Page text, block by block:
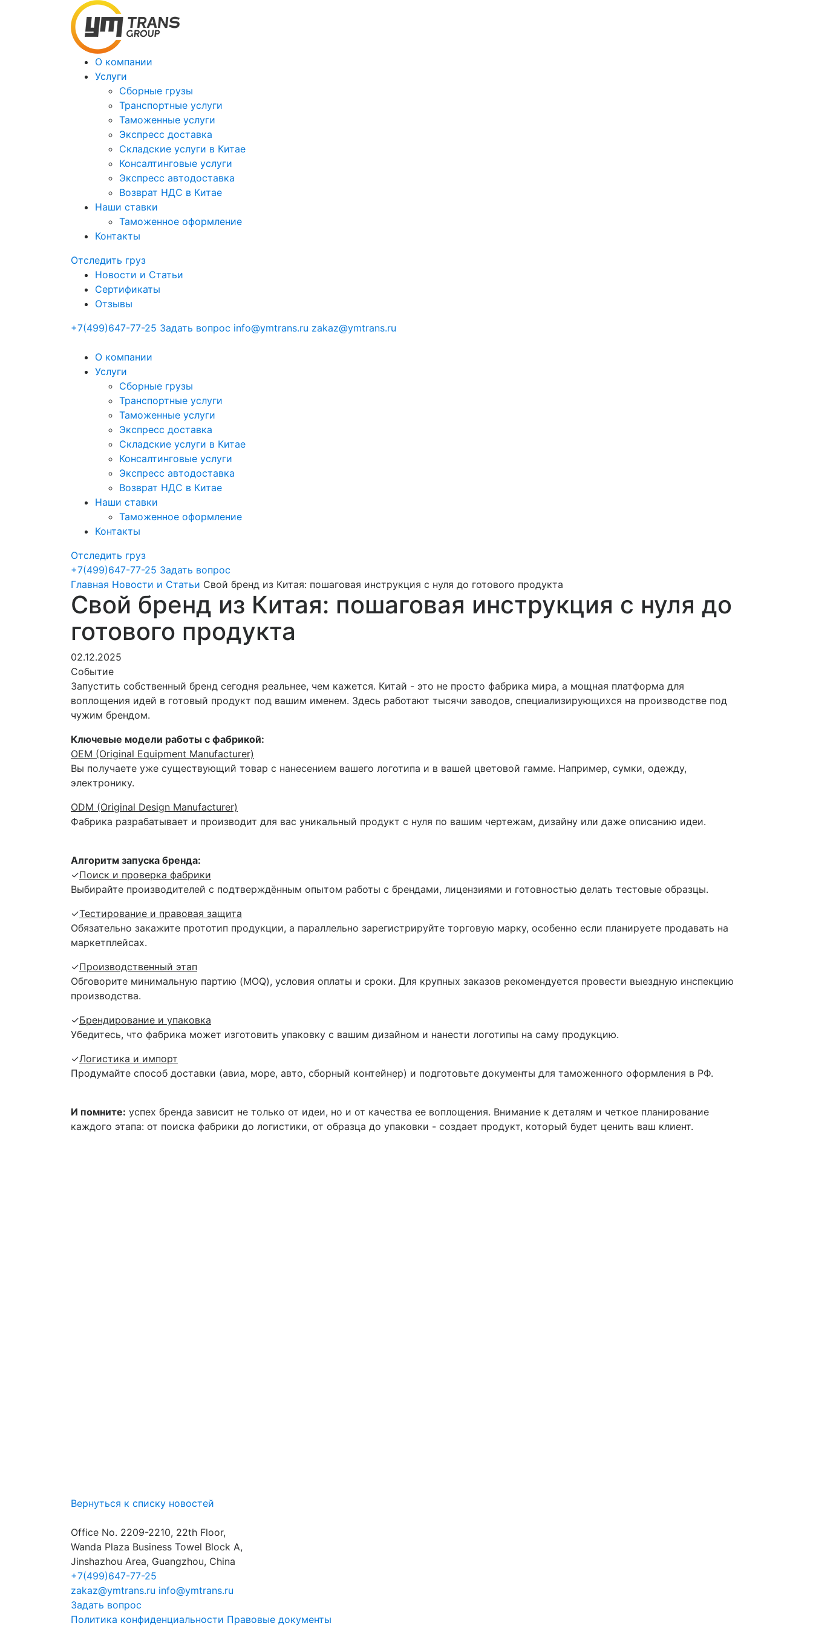
О компании
Услуги
Сборные грузы
Транспортные услуги
Таможенные услуги
Экспресс доставка
Cкладские услуги в Китае
Консалтинговые услуги
Экспресс автодоставка
Возврат НДС в Китае
Наши ставки
Таможенное оформление
Контакты
Отследить груз
Новости и Статьи
Сертификаты
Отзывы
+7(499)647-77-25 Задать вопрос info@ymtrans.ru zakaz@ymtrans.ru
О компании
Услуги
Сборные грузы
Транспортные услуги
Таможенные услуги
Экспресс доставка
Cкладские услуги в Китае
Консалтинговые услуги
Экспресс автодоставка
Возврат НДС в Китае
Наши ставки
Таможенное оформление
Контакты
Отследить груз
+7(499)647-77-25 Задать вопрос
Главная Новости и Статьи Свой бренд из Китая: пошаговая инструкция с нуля до готового продукта
Свой бренд из Китая: пошаговая инструкция с нуля до
готового продукта
02.12.2025
Событие
Запустить собственный бренд сегодня реальнее, чем кажется. Китай - это не просто фабрика мира, а мощная платформа для
воплощения идей в готовый продукт под вашим именем. Здесь работают тысячи заводов, специализирующихся на производстве под
чужим брендом.
Ключевые модели работы с фабрикой:
OEM (Original Equipment Manufacturer)
Вы получаете уже существующий товар с нанесением вашего логотипа и в вашей цветовой гамме. Например, сумки, одежду,
электронику.
ODM (Original Design Manufacturer)
Фабрика разрабатывает и производит для вас уникальный продукт с нуля по вашим чертежам, дизайну или даже описанию идеи.
Алгоритм запуска бренда:
✓Поиск и проверка фабрики
Выбирайте производителей с подтверждённым опытом работы с брендами, лицензиями и готовностью делать тестовые образцы.
✓Тестирование и правовая защита
Обязательно закажите прототип продукции, а параллельно зарегистрируйте торговую марку, особенно если планируете продавать на
маркетплейсах.
✓Производственный этап
Обговорите минимальную партию (MOQ), условия оплаты и сроки. Для крупных заказов рекомендуется провести выездную инспекцию
производства.
✓Брендирование и упаковка
Убедитесь, что фабрика может изготовить упаковку с вашим дизайном и нанести логотипы на саму продукцию.
✓Логистика и импорт
Продумайте способ доставки (авиа, море, авто, сборный контейнер) и подготовьте документы для таможенного оформления в РФ.
И помните: успех бренда зависит не только от идеи, но и от качества ее воплощения. Внимание к деталям и четкое планирование
каждого этапа: от поиска фабрики до логистики, от образца до упаковки - создает продукт, который будет ценить ваш клиент.
Вернуться к списку новостей
Office No. 2209-2210, 22th Floor,
Wanda Plaza Business Towel Block A,
Jinshazhou Area, Guangzhou, China
+7(499)647-77-25
zakaz@ymtrans.ru info@ymtrans.ru
Задать вопрос
Политика конфиденциальности Правовые документы